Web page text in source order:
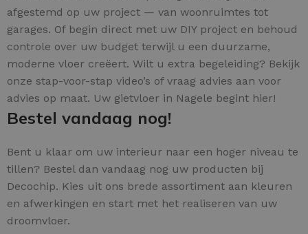
afgestemd op uw project — van woonruimtes tot
garages. Of begin direct met uw DIY project en behoud
controle over uw budget terwijl u een duurzame,
moderne vloer creëert. Wilt u extra begeleiding? Bekijk
onze stap-voor-stap video’s of vraag advies aan voor
advies op maat. Uw gietvloer in Nagele begint hier!
Bestel vandaag nog!
Bent u klaar om uw interieur naar een hoger niveau te
tillen? Bestel dan vandaag nog uw producten bij
Decochip. Kies uit ons brede assortiment aan kleuren
en afwerkingen en start met het realiseren van uw
droomvloer.